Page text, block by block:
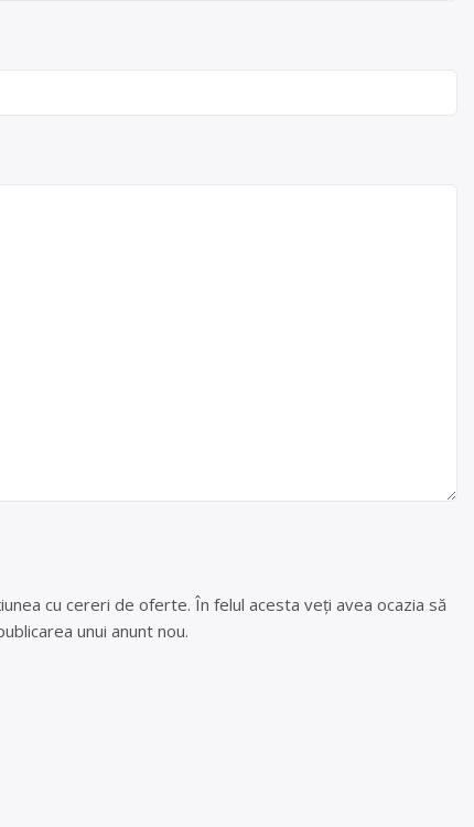
cu cereri de oferte. În felul acesta veți avea ocazia să
unui anunt nou.